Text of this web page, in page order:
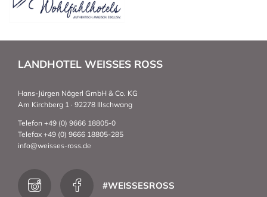
LANDHOTEL WEISSES ROSS
Hans-Jürgen Nägerl GmbH & Co. KG
Am Kirchberg 1 · 92278 Illschwang
Telefon +49 (0) 9666 18805-0
Telefax +49 (0) 9666 18805-285
info@weisses-ross.de
#WEISSESROSS